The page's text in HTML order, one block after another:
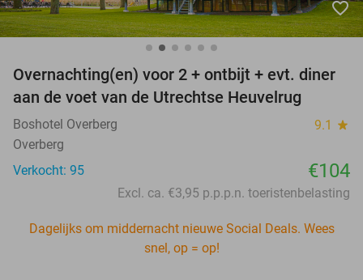
favorite_border
Overnachting(en) voor 2 + ontbijt + evt. diner
aan de voet van de Utrechtse Heuvelrug
Boshotel Overberg 9.1 star
Overberg
Verkocht: 95
€104
Excl. ca. €3,95 p.p.p.n. toeristenbelasting
Dagelijks om middernacht nieuwe Social Deals. Wees
snel, op = op!